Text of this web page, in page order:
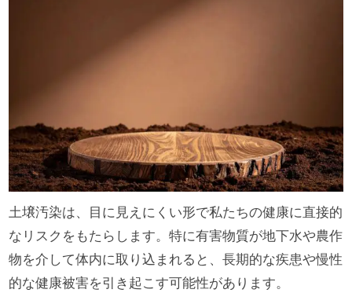
土壌汚染は、目に見えにくい形で私たちの健康に直接的
なリスクをもたらします。特に有害物質が地下水や農作
物を介して体内に取り込まれると、長期的な疾患や慢性
的な健康被害を引き起こす可能性があります。